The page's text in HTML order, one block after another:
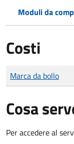
Moduli da
Costi
Tipo di pagamento
Importo
Marca da bollo
Cosa
Per accedere al